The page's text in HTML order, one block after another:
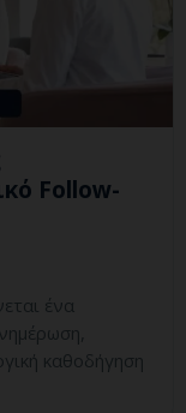
Follow-
ένα
καθοδήγηση